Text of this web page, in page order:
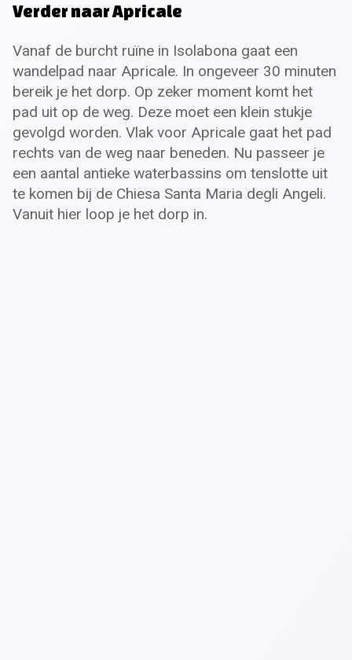
Verder naar Apricale
Vanaf de burcht ruïne in Isolabona gaat een
wandelpad naar Apricale. In ongeveer 30 minuten
bereik je het dorp. Op zeker moment komt het
pad uit op de weg. Deze moet een klein stukje
gevolgd worden. Vlak voor Apricale gaat het pad
rechts van de weg naar beneden. Nu passeer je
een aantal antieke waterbassins om tenslotte uit
te komen bij de Chiesa Santa Maria degli Angeli.
Vanuit hier loop je het dorp in.